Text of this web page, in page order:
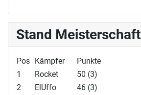
Stand Meisterschaft
Pos Kämpfer
Punkte
1
Rocket
50 (3)
2
ElUffo
46 (3)